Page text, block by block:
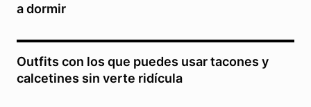
a dormir
Outfits con los que puedes usar tacones y
calcetines sin verte ridícula